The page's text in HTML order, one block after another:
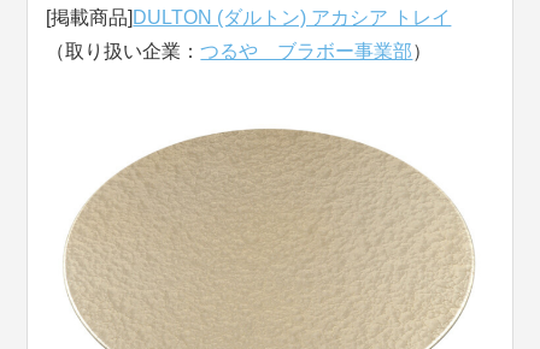
[掲載商品] DULTON (ダルトン) アカシア トレイ
（取り扱い企業：つるや ブラボー事業部）